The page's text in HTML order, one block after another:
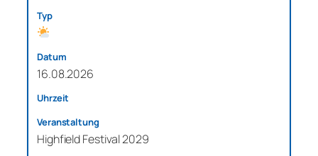
16.08.2026
Highfield Festival 2029